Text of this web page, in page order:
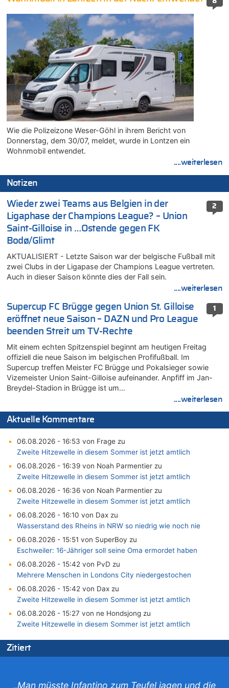
Wie die Polizeizone Weser-Göhl in ihrem Bericht von
Donnerstag, dem 30/07, meldet, wurde in Lontzen ein
Wohnmobil entwendet.
....weiterlesen
Notizen
2
Wieder zwei Teams aus Belgien in der
Ligaphase der Champions League? – Union
Saint-Gilloise in …Ostende gegen FK
Bodø/Glimt
AKTUALISIERT - Letzte Saison war der belgische Fußball mit
zwei Clubs in der Ligapase der Champions League vertreten.
Auch in dieser Saison könnte dies der Fall sein.
....weiterlesen
1
Supercup FC Brügge gegen Union St. Gilloise
eröffnet neue Saison – DAZN und Pro League
beenden Streit um TV-Rechte
Mit einem echten Spitzenspiel beginnt am heutigen Freitag
offiziell die neue Saison im belgischen Profifußball. Im
Supercup treffen Meister FC Brügge und Pokalsieger sowie
Vizemeister Union Saint-Gilloise aufeinander. Anpfiff im Jan-
Breydel-Stadion in Brügge ist um…
....weiterlesen
Aktuelle Kommentare
06.08.2026 - 16:53 von Frage zu
Zweite Hitzewelle in diesem Sommer ist jetzt amtlich
06.08.2026 - 16:39 von Noah Parmentier zu
Zweite Hitzewelle in diesem Sommer ist jetzt amtlich
06.08.2026 - 16:36 von Noah Parmentier zu
Zweite Hitzewelle in diesem Sommer ist jetzt amtlich
06.08.2026 - 16:10 von Dax zu
Wasserstand des Rheins in NRW so niedrig wie noch nie
06.08.2026 - 15:51 von SuperBoy zu
Eschweiler: 16-Jähriger soll seine Oma ermordet haben
06.08.2026 - 15:42 von PvD zu
Mehrere Menschen in Londons City niedergestochen
06.08.2026 - 15:42 von Dax zu
Zweite Hitzewelle in diesem Sommer ist jetzt amtlich
06.08.2026 - 15:27 von ne Hondsjong zu
Zweite Hitzewelle in diesem Sommer ist jetzt amtlich
Zweite Hitzewelle in diesem Sommer ist jetzt amtlich
Zitiert
„Man müsste Infantino zum Teufel jagen und die